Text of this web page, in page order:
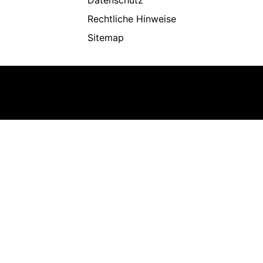
Rechtliche Hinweise
Sitemap